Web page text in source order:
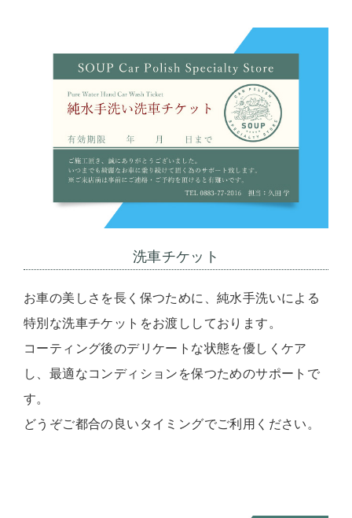
洗車チケット
お車の美しさを長く保つために、純水手洗いによる
特別な洗車チケットをお渡ししております。
コーティング後のデリケートな状態を優しくケア
し、最適なコンディションを保つためのサポートで
す。
どうぞご都合の良いタイミングでご利用ください。